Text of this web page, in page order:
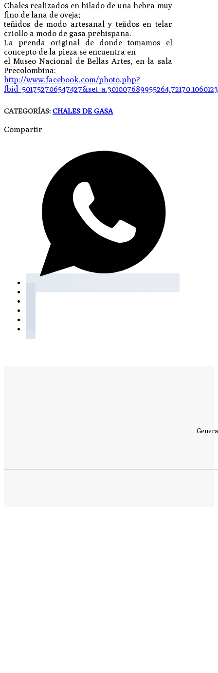
Chales realizados en hilado de una hebra muy
fino de lana de oveja;
teñidos de modo artesanal y tejidos en telar
criollo a modo de gasa prehispana.
La prenda original de donde tomamos el
concepto de la pieza se encuentra en
el Museo Nacional de Bellas Artes, en la sala
Precolombina:
http://www.facebook.com/photo.php?
CATEGORÍAS: CHALES DE GASA
Compartir